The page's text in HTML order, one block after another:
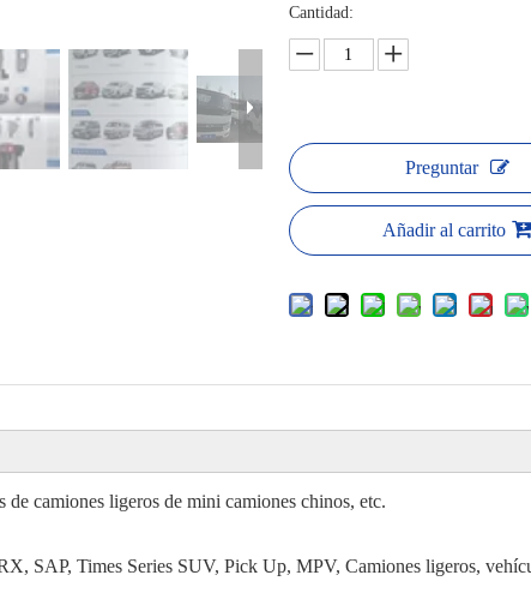
Cantidad:
Preguntar
Añadir al carrito
de camiones ligeros de mini camiones chinos, etc.
SAP, Times Series SUV, Pick Up, MPV, Camiones ligeros,